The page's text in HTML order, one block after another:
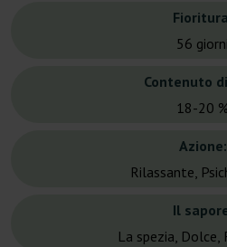
56 giorni
Contenuto
18-20 %
Azione:
Rilassante,
Il
La spezia, Dolce,